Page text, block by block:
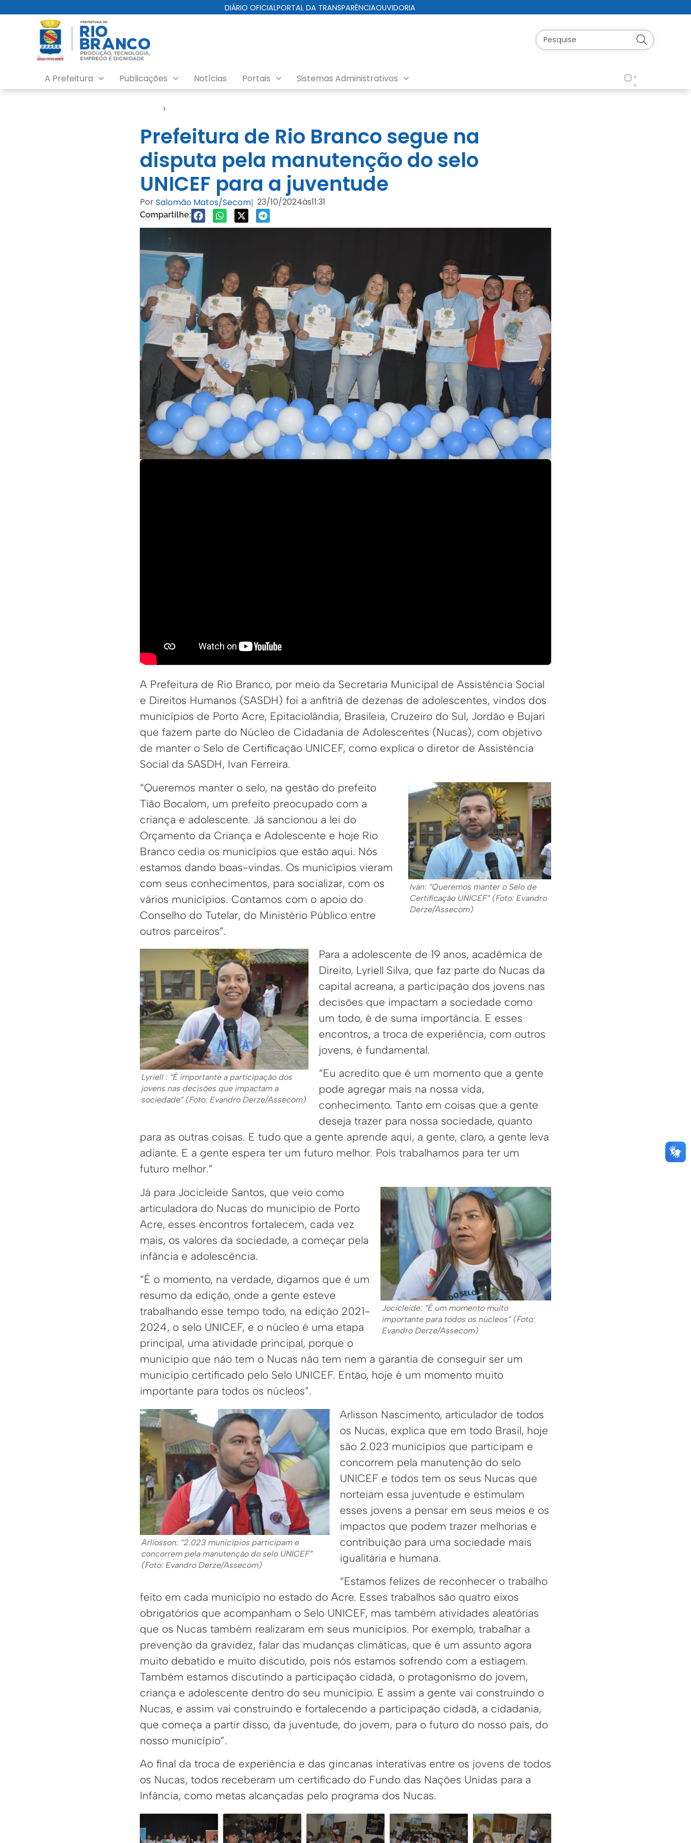
DIÁRIO OFICIALPORTAL DA TRANSPARÊNCIAOUVIDORIA
A Prefeitura Publicações Notícias Portais Sistemas Administrativos
›
Prefeitura de Rio Branco segue na
disputa pela manutenção do selo
UNICEF para a juventude
PorSalomão Matos/Secom| 23/10/2024às11:31
Compartilhe:
A Prefeitura de Rio Branco, por meio da Secretaria Municipal de Assistência Social
e Direitos Humanos (SASDH) foi a anfitriã de dezenas de adolescentes, vindos dos
municípios de Porto Acre, Epitaciolândia, Brasileia, Cruzeiro do Sul, Jordão e Bujari
que fazem parte do Núcleo de Cidadania de Adolescentes (Nucas), com objetivo
de manter o Selo de Certificação UNICEF, como explica o diretor de Assistência
Social da SASDH, Ivan Ferreira.
Ivan: “Queremos manter o Selo de
Certificação UNICEF” (Foto: Evandro
Derze/Assecom)
“Queremos manter o selo, na gestão do prefeito
Tião Bocalom, um prefeito preocupado com a
criança e adolescente. Já sancionou a lei do
Orçamento da Criança e Adolescente e hoje Rio
Branco cedia os municípios que estão aqui. Nós
estamos dando boas-vindas. Os municípios vieram
com seus conhecimentos, para socializar, com os
vários municípios. Contamos com o apoio do
Conselho do Tutelar, do Ministério Público entre
outros parceiros”.
Lyriell : “É importante a participação dos
jovens nas decisões que impactam a
sociedade” (Foto: Evandro Derze/Assecom)
Para a adolescente de 19 anos, acadêmica de
Direito, Lyriell Silva, que faz parte do Nucas da
capital acreana, a participação dos jovens nas
decisões que impactam a sociedade como
um todo, é de suma importância. E esses
encontros, a troca de experiência, com outros
jovens, é fundamental.
“Eu acredito que é um momento que a gente
pode agregar mais na nossa vida,
conhecimento. Tanto em coisas que a gente
deseja trazer para nossa sociedade, quanto
para as outras coisas. E tudo que a gente aprende aqui, a gente, claro, a gente leva
adiante. E a gente espera ter um futuro melhor. Pois trabalhamos para ter um
futuro melhor.”
Jocicleide: “É um momento muito
importante para todos os núcleos” (Foto:
Evandro Derze/Assecom)
Já para Jocicleide Santos, que veio como
articuladora do Nucas do município de Porto
Acre, esses encontros fortalecem, cada vez
mais, os valores da sociedade, a começar pela
infância e adolescência.
“É o momento, na verdade, digamos que é um
resumo da edição, onde a gente esteve
trabalhando esse tempo todo, na edição 2021-
2024, o selo UNICEF, e o núcleo é uma etapa
principal, uma atividade principal, porque o
município que não tem o Nucas não tem nem a garantia de conseguir ser um
município certificado pelo Selo UNICEF. Então, hoje é um momento muito
importante para todos os núcleos”.
Arliosson: “2.023 municípios participam e
concorrem pela manutenção do selo UNICEF”
(Foto: Evandro Derze/Assecom)
Arlisson Nascimento, articulador de todos
os Nucas, explica que em todo Brasil, hoje
são 2.023 municípios que participam e
concorrem pela manutenção do selo
UNICEF e todos tem os seus Nucas que
norteiam essa juventude e estimulam
esses jovens a pensar em seus meios e os
impactos que podem trazer melhorias e
contribuição para uma sociedade mais
igualitária e humana.
“Estamos felizes de reconhecer o trabalho
feito em cada município no estado do Acre. Esses trabalhos são quatro eixos
obrigatórios que acompanham o Selo UNICEF, mas também atividades aleatórias
que os Nucas também realizaram em seus municípios. Por exemplo, trabalhar a
prevenção da gravidez, falar das mudanças climáticas, que é um assunto agora
muito debatido e muito discutido, pois nós estamos sofrendo com a estiagem.
Também estamos discutindo a participação cidadã, o protagonismo do jovem,
criança e adolescente dentro do seu município. E assim a gente vai construindo o
Nucas, e assim vai construindo e fortalecendo a participação cidadã, a cidadania,
que começa a partir disso, da juventude, do jovem, para o futuro do nosso país, do
nosso município”.
Ao final da troca de experiência e das gincanas interativas entre os jovens de todos
os Nucas, todos receberam um certificado do Fundo das Nações Unidas para a
Infância, como metas alcançadas pelo programa dos Nucas.